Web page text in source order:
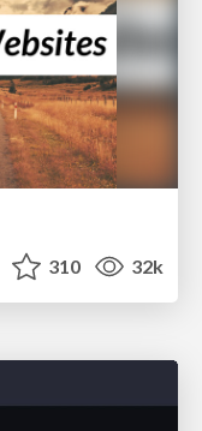
310 32k